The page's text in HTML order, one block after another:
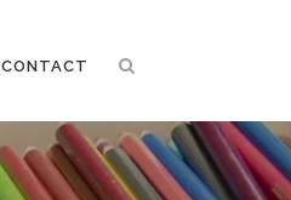
CONTACT